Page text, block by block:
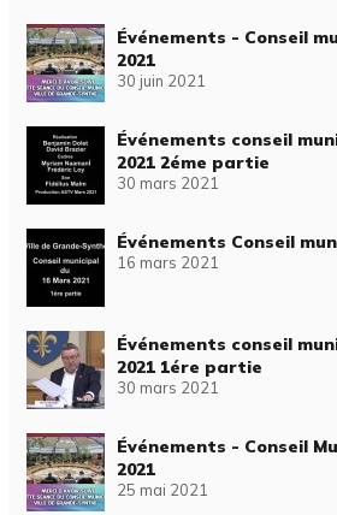
Événements - Conseil
2021
30 juin 2021
Événements conseil
2021 2éme partie
30 mars 2021
Événements Conseil
16 mars 2021
Événements conseil
2021 1ére partie
30 mars 2021
Événements - Conseil
2021
25 mai 2021